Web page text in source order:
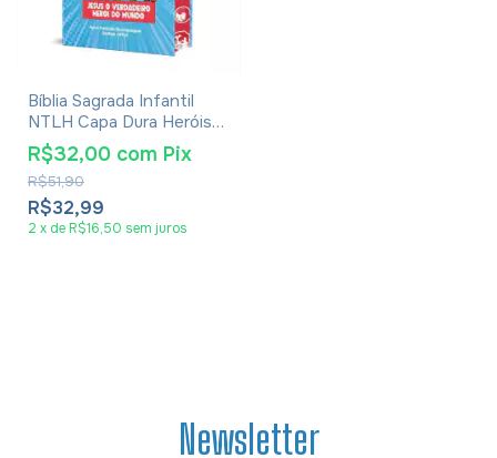
Bíblia Sagrada Infantil
NTLH Capa Dura Heróis
Menino
R$32,99
R$51,90
R$32,00 com Pix
2 x de R$16,50 sem juros
Newsletter